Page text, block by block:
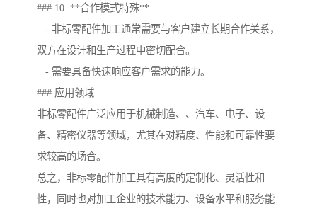
### 10. **合作模式特殊**
- 非标零配件加工通常需要与客户建立长期合作关系，
双方在设计和生产过程中密切配合。
- 需要具备快速响应客户需求的能力。
### 应用领域
非标零配件广泛应用于机械制造、、汽车、电子、设
备、精密仪器等领域，尤其在对精度、性能和可靠性要
求较高的场合。
总之，非标零配件加工具有高度的定制化、灵活性和
性，同时也对加工企业的技术能力、设备水平和服务能